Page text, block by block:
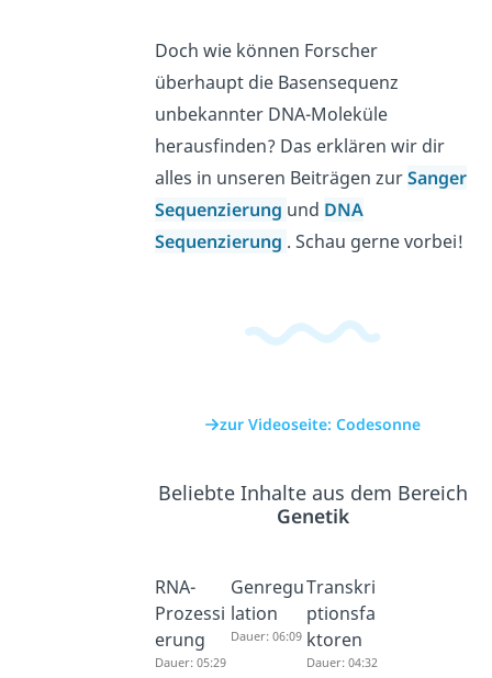
Doch wie können Forscher
überhaupt die Basensequenz
unbekannter DNA-Moleküle
herausfinden? Das erklären wir dir
alles in unseren Beiträgen zurSanger
Sequenzierung und DNA
Sequenzierung . Schau gerne vorbei!
zur Videoseite: Codesonne
Beliebte Inhalte aus dem Bereich
Genetik
RNA-
Prozessi
erung
Dauer: 05:29
Genregu
lation
Dauer: 06:09
Transkri
ptionsfa
ktoren
Dauer: 04:32